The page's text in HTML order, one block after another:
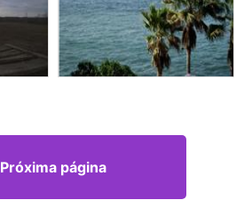
Próxima página